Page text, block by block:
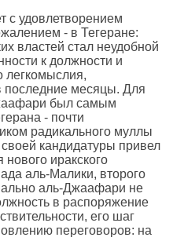
с удовлетворением
- в Тегеране:
властей стал неудобной
к должности и
легкомыслия,
последние месяцы. Для
был самым
- почти
радикального муллы
кандидатуры привел
нового иракского
аль-Малики, второго
аль-Джаафари не
в распоряжение
его шаг
переговоров: на